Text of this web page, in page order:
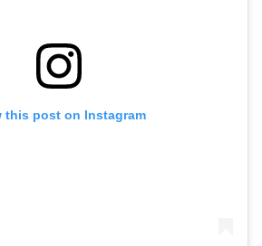
this post on Instagram